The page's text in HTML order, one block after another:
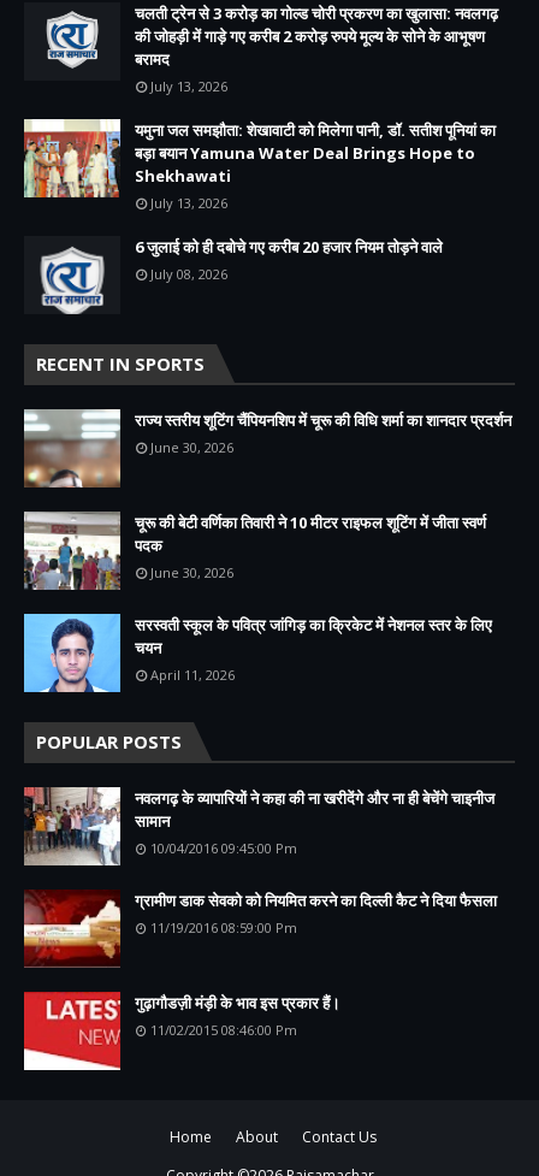
चलती ट्रेन से 3 करोड़ का गोल्ड चोरी प्रकरण का खुलासा: नवलगढ़
की जोहड़ी में गाड़े गए करीब 2 करोड़ रुपये मूल्य के सोने के आभूषण
बरामद
July 13, 2026
यमुना जल समझौता: शेखावाटी को मिलेगा पानी, डॉ. सतीश पूनियां का
बड़ा बयान Yamuna Water Deal Brings Hope to
Shekhawati
July 13, 2026
6 जुलाई को ही दबोचे गए करीब 20 हजार नियम तोड़ने वाले
July 08, 2026
RECENT IN SPORTS
राज्य स्तरीय शूटिंग चैंपियनशिप में चूरू की विधि शर्मा का शानदार प्रदर्शन
June 30, 2026
चूरू की बेटी वर्णिका तिवारी ने 10 मीटर राइफल शूटिंग में जीता स्वर्ण
पदक
June 30, 2026
सरस्वती स्कूल के पवित्र जांगिड़ का क्रिकेट में नेशनल स्तर के लिए
चयन
April 11, 2026
POPULAR POSTS
नवलगढ़ के व्यापारियों ने कहा की ना खरीदेंगे और ना ही बेचेंगे चाइनीज
सामान
10/04/2016 09:45:00 Pm
ग्रामीण डाक सेवको को नियमित करने का दिल्ली कैट ने दिया फैसला
11/19/2016 08:59:00 Pm
गुढ़ागौडज़ी मंड़ी के भाव इस प्रकार हैं।
11/02/2015 08:46:00 Pm
Home About
Contact Us